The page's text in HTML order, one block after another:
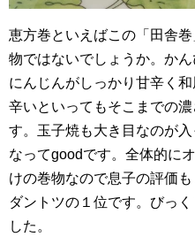
恵方巻といえばこの「田舎
物ではないでしょうか。か
にんじんがしっかり甘辛く
辛いといってもそこまでの
す。玉子焼も大き目なのが
なってgoodです。全体的に
けの巻物なので息子の評価
ダントツの１位です。びっ
した。